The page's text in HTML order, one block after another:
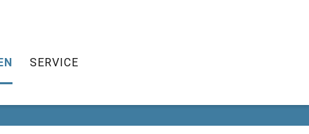
SERVICE